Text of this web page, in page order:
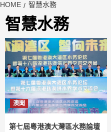
HOME 智慧水務
智慧水務
澳聞
第七屆粵港澳大灣區水務論壇